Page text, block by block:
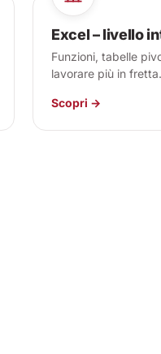
Excel – livello
Funzioni, tabelle
lavorare più in fretta.
Scopri →